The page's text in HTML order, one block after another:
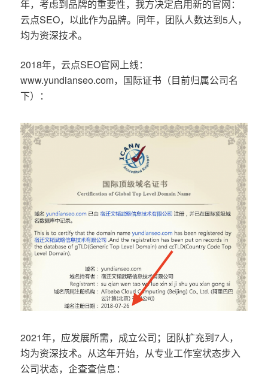
年，考虑到品牌的重要性，我方决定启用新的官网：
云点SEO，以此作为品牌。同年，团队人数达到5人，
均为资深技术。
2018年，云点SEO官网上线：
www.yundianseo.com，国际证书（目前归属公司名
下）：
2021年，应发展所需，成立公司；团队扩充到7人，
均为资深技术。从这年开始，从专业工作室状态步入
公司状态，企查查信息：